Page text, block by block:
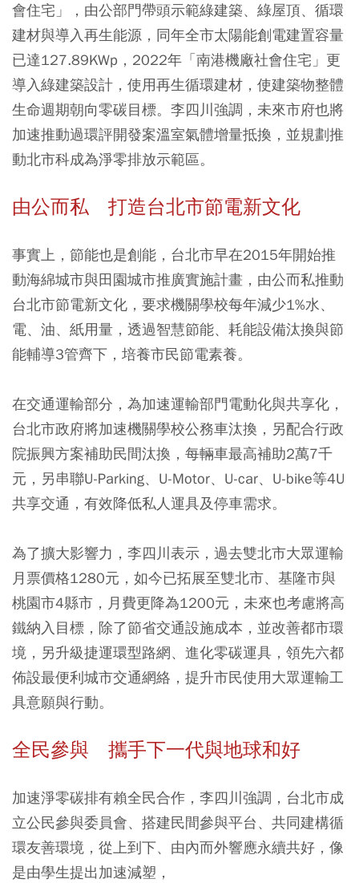
會住宅」，由公部門帶頭示範綠建築、綠屋頂、循環
建材與導入再生能源，同年全市太陽能創電建置容量
已達127.89KWp，2022年「南港機廠社會住宅」更
導入綠建築設計，使用再生循環建材，使建築物整體
生命週期朝向零碳目標。李四川強調，未來市府也將
加速推動過環評開發案溫室氣體增量抵換，並規劃推
動北市科成為淨零排放示範區。
由公而私 打造台北市節電新文化
事實上，節能也是創能，台北市早在2015年開始推
動海綿城市與田園城市推廣實施計畫，由公而私推動
台北市節電新文化，要求機關學校每年減少1%水、
電、油、紙用量，透過智慧節能、耗能設備汰換與節
能輔導3管齊下，培養市民節電素養。
在交通運輸部分，為加速運輸部門電動化與共享化，
台北市政府將加速機關學校公務車汰換，另配合行政
院振興方案補助民間汰換，每輛車最高補助2萬7千
元，另串聯U-Parking、U-Motor、U-car、U-bike等4U
共享交通，有效降低私人運具及停車需求。
為了擴大影響力，李四川表示，過去雙北市大眾運輸
月票價格1280元，如今已拓展至雙北市、基隆市與
桃園市4縣市，月費更降為1200元，未來也考慮將高
鐵納入目標，除了節省交通設施成本，並改善都市環
境，另升級捷運環型路網、進化零碳運具，領先六都
佈設最便利城市交通網絡，提升市民使用大眾運輸工
具意願與行動。
全民參與 攜手下一代與地球和好
加速淨零碳排有賴全民合作，李四川強調，台北市成
立公民參與委員會、搭建民間參與平台、共同建構循
環友善環境，從上到下、由內而外響應永續共好，像
是由學生提出加速減塑，